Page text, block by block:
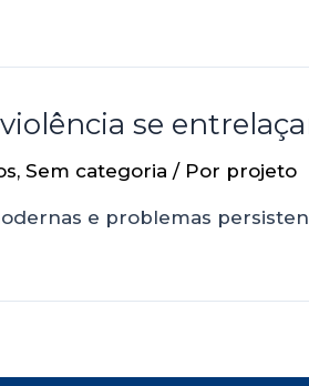
se
, Sem categoria / Por projeto
e problemas